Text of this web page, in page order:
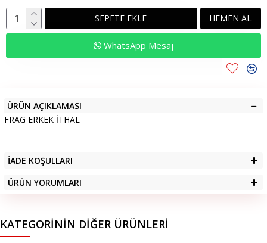
SEPETE EKLE HEMEN AL
WhatsApp Mesaj
ÜRÜN AÇIKLAMASI
FRAG ERKEK İTHAL
İADE KOŞULLARI
ÜRÜN YORUMLARI
KATEGORININ DIĞER ÜRÜNLERI